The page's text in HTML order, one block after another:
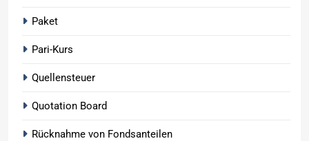
Paket
Pari-Kurs
Quellensteuer
Quotation Board
Rücknahme von Fondsanteilen